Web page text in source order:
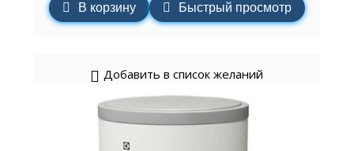
В корзину Быстрый просмотр
Добавить в список желаний